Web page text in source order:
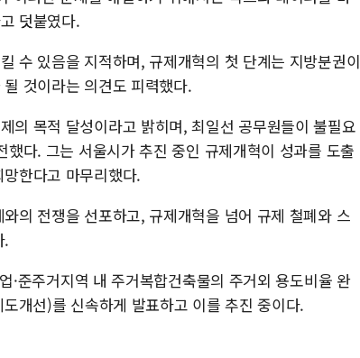
덧붙였다.
수 있음을 지적하며, 규제개혁의 첫 단계는 지방분권이
것이라는 의견도 피력했다.
의 목적 달성이라고 밝히며, 최일선 공무원들이 불필요
다. 그는 서울시가 추진 중인 규제개혁이 성과를 도출
한다고 마무리했다.
의 전쟁을 선포하고, 규제개혁을 넘어 규제 철폐와 스
.
·준주거지역 내 주거복합건축물의 주거외 용도비율 완
개선)를 신속하게 발표하고 이를 추진 중이다.